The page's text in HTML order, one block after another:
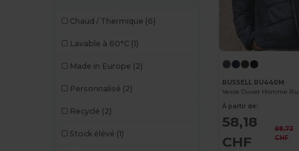
Chaud / Thermique (6)
Lavable à 60°C (1)
Made in Europe (2)
Personnalisé (2)
Recyclé (2)
Stock élévé (1)
RUSSELL RU440M
À partir de:
58,18
CHF
98,73
CHF